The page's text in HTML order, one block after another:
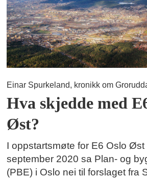
Einar Spurkeland, kronikk om
Hva skjedde med
Øst?
I oppstartsmøte for E6 Oslo Øst
september 2020 sa Plan- og
(PBE) i Oslo nei til forslaget fra